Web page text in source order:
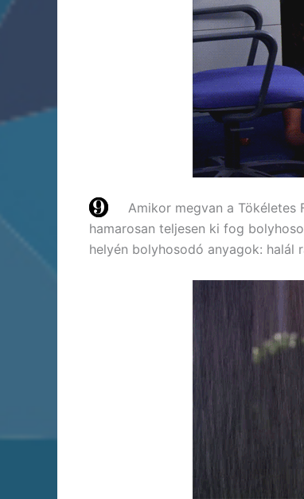
Amikor megvan a Tökéletes
hamarosan teljesen ki fog
helyén bolyhosodó anyagok: halál